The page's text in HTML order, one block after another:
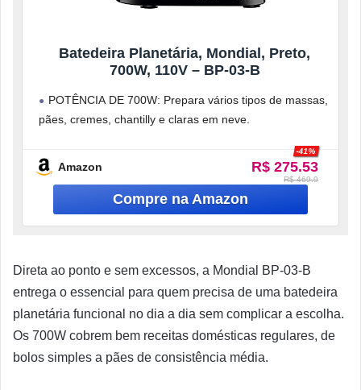
Batedeira Planetária, Mondial, Preto,
700W, 110V – BP-03-B
POTÊNCIA DE 700W: Prepara vários tipos de massas,
pães, cremes, chantilly e claras em neve.
Amazon
R$ 275.53
-41%
R$ 469.9
Direta ao ponto e sem excessos, a Mondial BP-03-B
entrega o essencial para quem precisa de uma batedeira
planetária funcional no dia a dia sem complicar a escolha.
Os 700W cobrem bem receitas domésticas regulares, de
bolos simples a pães de consistência média.